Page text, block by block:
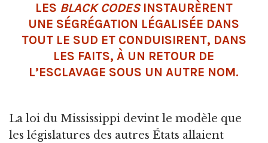
LES BLACK CODESINSTAURÈRENT
UNE SÉGRÉGATION LÉGALISÉE DANS
TOUT LE SUD ET CONDUISIRENT, DANS
LES FAITS, À UN RETOUR DE
L’ESCLAVAGE SOUS UN AUTRE NOM.
La loi du Mississippi devint le modèle que
les législatures des autres États allaient